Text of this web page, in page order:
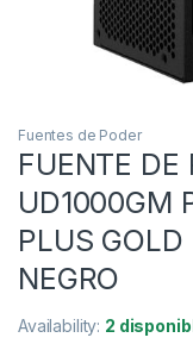
Fuentes de Poder
FUENTE DE
UD1000GM
PLUS
NEGRO
Availability: 2